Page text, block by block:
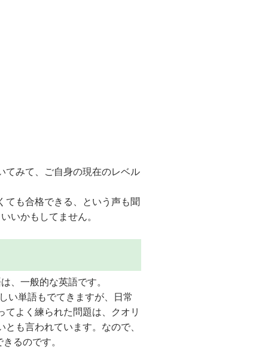
てみて、ご自身の現在のレベル
ても合格できる、という声も聞
いかもしてません。
、一般的な英語です。
い単語もでてきますが、日常
よく練られた問題は、クオリ
も言われています。なので、
るのです。